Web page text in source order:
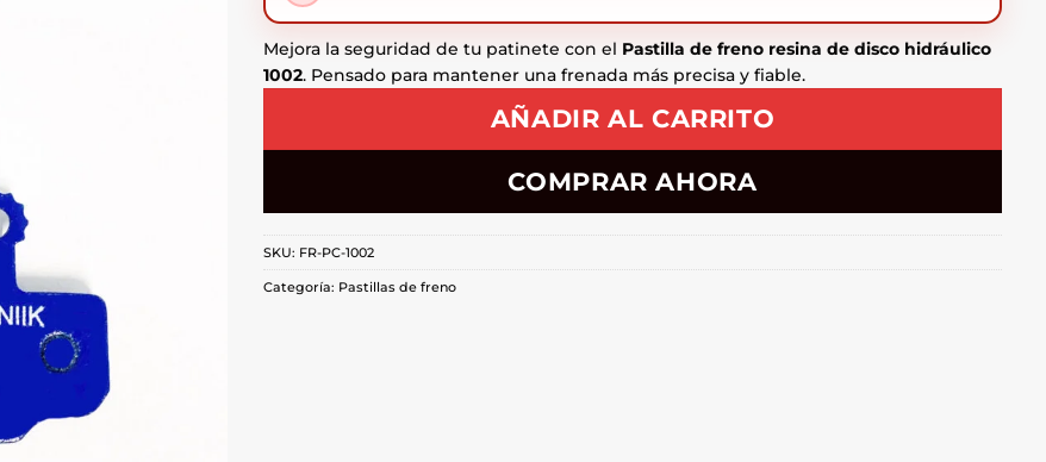
Mejora la seguridad de tu patinete con el Pastilla de freno resina de disco hidráulico
1002. Pensado para mantener una frenada más precisa y fiable.
AÑADIR AL CARRITO
COMPRAR AHORA
SKU: FR-PC-1002
Categoría: Pastillas de freno